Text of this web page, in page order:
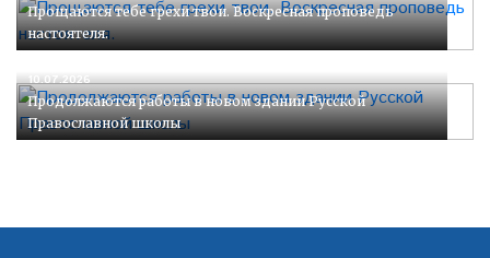
Прощаются тебе грехи твои. Воскресная проповедь
настоятеля.
10.07.2026
Продолжаются работы в новом здании Русской
Православной школы